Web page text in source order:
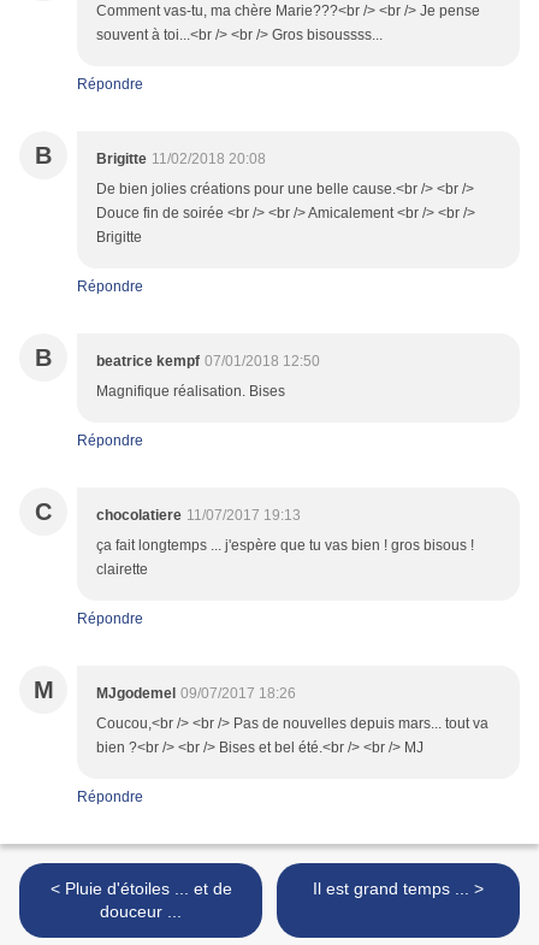
Comment vas-tu, ma chère Marie???<br /> <br /> Je pense
souvent à toi...<br /> <br /> Gros bisoussss...
Répondre
B Brigitte 11/02/2018 20:08
De bien jolies créations pour une belle cause.<br /> <br />
Douce fin de soirée <br /> <br /> Amicalement <br /> <br />
Brigitte
Répondre
B beatrice kempf 07/01/2018 12:50
Magnifique réalisation. Bises
Répondre
C chocolatiere 11/07/2017 19:13
ça fait longtemps ... j'espère que tu vas bien ! gros bisous !
clairette
Répondre
M MJgodemel 09/07/2017 18:26
Coucou,<br /> <br /> Pas de nouvelles depuis mars... tout va
bien ?<br /> <br /> Bises et bel été.<br /> <br /> MJ
Répondre
< Pluie d'étoiles ... et de
douceur ...
Il est grand temps ... >